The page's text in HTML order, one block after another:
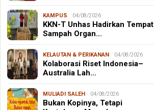
KAMPUS 04/08/2026
KKN-T Unhas Hadirkan Tempat
Sampah Organ…
KELAUTAN & PERIKANAN 04/08/2026
Kolaborasi Riset Indonesia–
Australia Lah…
MULIADI SALEH 04/08/2026
Bukan Kopinya, Tetapi